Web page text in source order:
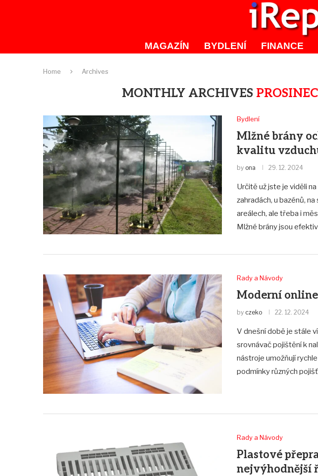
MAGAZÍN BYDLENÍ FINANCE
Home Archives
MONTHLY ARCHIVES
Bydlení
Mlžné brány
kvalitu
by ona 29. 12. 2024
Určitě už jste je viděli
zahradách, u bazénů,
areálech, ale třeba i
Mlžné brány jsou
Rady a Návody
Moderní
by czeko 22. 12. 2024
V dnešní době je stále
srovnávač pojištění k
nástroje umožňují
podmínky různých
Rady a Návody
Plastové
nejvýhodnější